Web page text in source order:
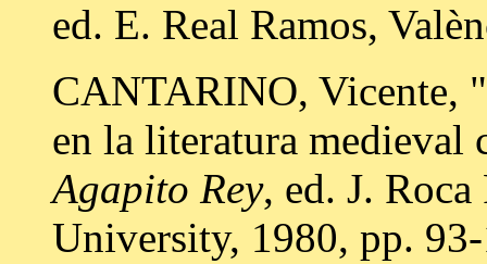
ed. E. Real Ramos,
CANTARINO, Vicente,
en la literatura medieval
Agapito Rey, ed. J.
University, 1980, pp.